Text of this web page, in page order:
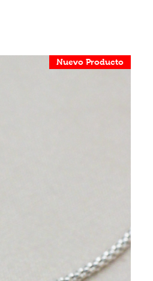
Nuevo Producto